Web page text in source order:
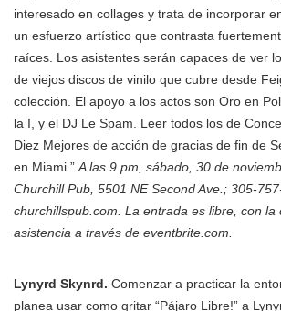
interesado en collages y trata de incorporar
un esfuerzo artístico que contrasta
raíces. Los asistentes serán capaces de ver
de viejos discos de vinilo que cubre desde
colección. El apoyo a los actos son Oro en
la I, y el DJ Le Spam. Leer todos los de
Diez Mejores de acción de gracias de fin de
en Miami.” A las 9 pm, sábado, 30 de
Churchill Pub, 5501 NE Second Ave.; 305-
churchillspub.com. La entrada es libre, con la
asistencia a través de eventbrite.com.
Lynyrd Skynrd. Comenzar a practicar la
planea usar como gritar “Pájaro Libre!” a